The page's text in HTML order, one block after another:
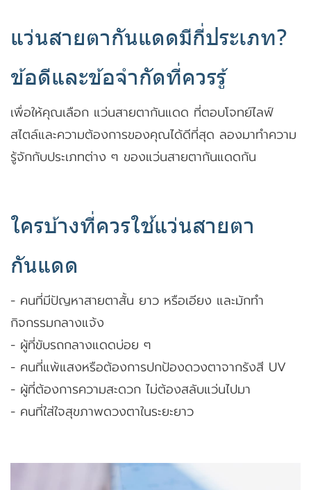
แว่นสายตากันแดดมีกี่ประเภท?
ข้อดีและข้อจำกัดที่ควรรู้
เพื่อให้คุณเลือก แว่นสายตากันแดด ที่ตอบโจทย์ไลฟ์
สไตล์และความต้องการของคุณได้ดีที่สุด ลองมาทำความ
รู้จักกับประเภทต่าง ๆ ของแว่นสายตากันแดดกัน
ใครบ้างที่ควรใช้แว่นสายตา
กันแดด
- คนที่มีปัญหาสายตาสั้น ยาว หรือเอียง และมักทำ
กิจกรรมกลางแจ้ง
- ผู้ที่ขับรถกลางแดดบ่อย ๆ
- คนที่แพ้แสงหรือต้องการปกป้องดวงตาจากรังสี UV
- ผู้ที่ต้องการความสะดวก ไม่ต้องสลับแว่นไปมา
- คนที่ใส่ใจสุขภาพดวงตาในระยะยาว